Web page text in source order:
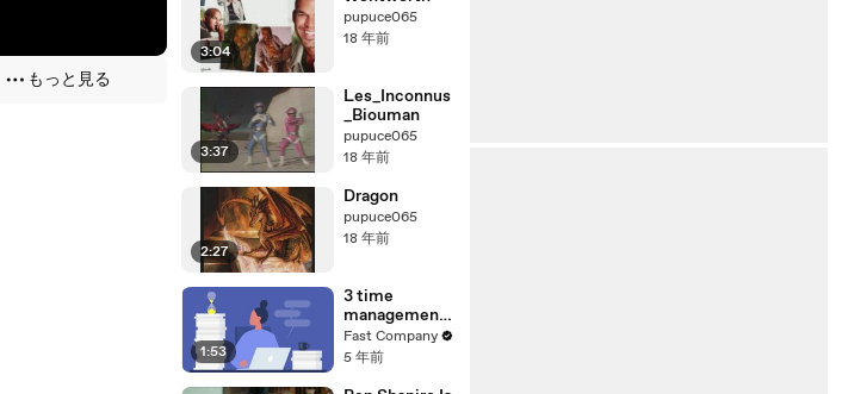
もっと見る
3:04
pupuce065
18 年前
3:37
Les_Inconnus
_Biouman
pupuce065
18 年前
2:27
Dragon
pupuce065
18 年前
1:53
3 time
management
myths that
could be
Fast Company
5 年前